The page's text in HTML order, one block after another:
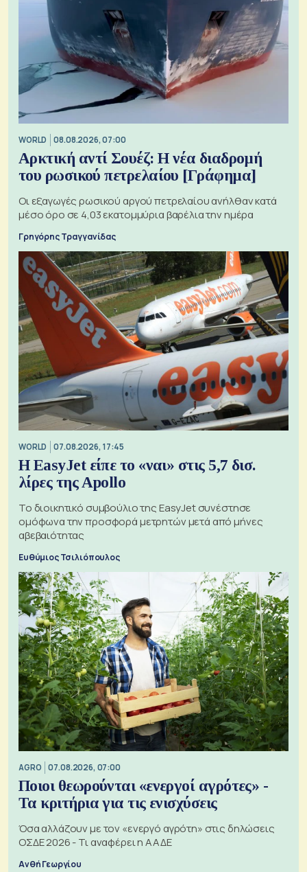
WORLD 08.08.2026, 07:00
Αρκτική αντί Σουέζ: Η νέα διαδρομή
του ρωσικού πετρελαίου [Γράφημα]
Οι εξαγωγές ρωσικού αργού πετρελαίου ανήλθαν κατά
μέσο όρο σε 4,03 εκατομμύρια βαρέλια την ημέρα
Γρηγόρης Τραγγανίδας
WORLD 07.08.2026, 17:45
Η EasyJet είπε το «ναι» στις 5,7 δισ.
λίρες της Apollo
Το διοικητικό συμβούλιο της EasyJet συνέστησε
ομόφωνα την προσφορά μετρητών μετά από μήνες
αβεβαιότητας
Ευθύμιος Τσιλιόπουλος
AGRO 07.08.2026, 07:00
Ποιοι θεωρούνται «ενεργοί αγρότες» -
Τα κριτήρια για τις ενισχύσεις
Όσα αλλάζουν με τον «ενεργό αγρότη» στις δηλώσεις
ΟΣΔΕ 2026 - Τι αναφέρει η ΑΑΔΕ
Ανθή Γεωργίου